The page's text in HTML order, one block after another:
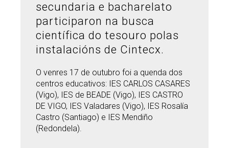
secundaria e bacharelato
participaron na busca
científica do tesouro polas
instalacións de Cintecx.
O venres 17 de outubro foi a quenda dos
centros educativos: IES CARLOS CASARES
(Vigo), IES de BEADE (Vigo), IES CASTRO
DE VIGO, IES Valadares (Vigo), IES Rosalía
Castro (Santiago) e IES Mendiño
(Redondela).